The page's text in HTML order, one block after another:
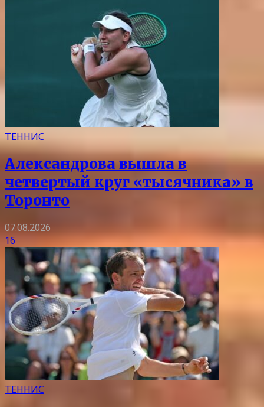
ТЕННИС
Александрова вышла в
четвертый круг «тысячника» в
Торонто
07.08.2026
16
ТЕННИС